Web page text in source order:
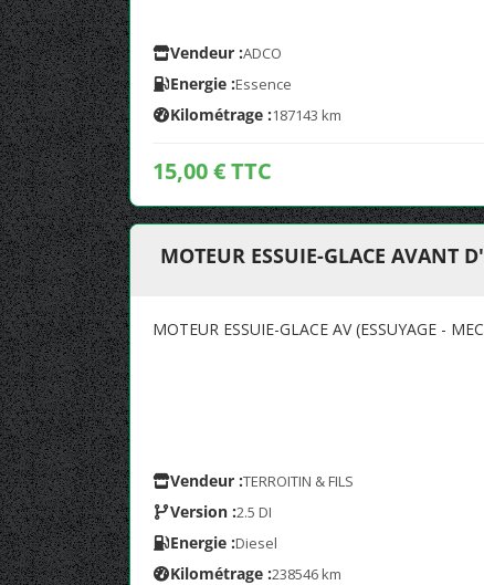
Vendeur :ADCO
Energie :Essence
Kilométrage :187143 km
15,00 € TTC
MOTEUR ESSUIE-GLACE AVANT
MOTEUR ESSUIE-GLACE AV (ESSUYAGE -
Vendeur :TERROITIN & FILS
Version :2.5 DI
Energie :Diesel
Kilométrage :238546 km